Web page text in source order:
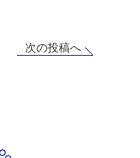
次の投稿へ